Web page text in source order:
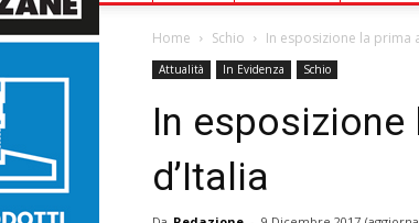
Home Schio In esposizione la prima
Attualità In Evidenza Schio
In
d’Italia